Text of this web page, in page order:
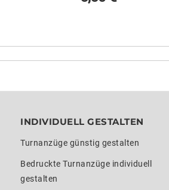
INDIVIDUELL GESTALTEN
Turnanzüge günstig gestalten
Bedruckte Turnanzüge individuell
gestalten